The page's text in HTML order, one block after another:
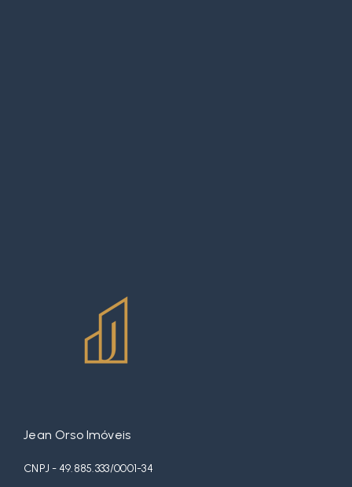
Jean Orso Imóveis
CNPJ - 49.885.333/0001-34